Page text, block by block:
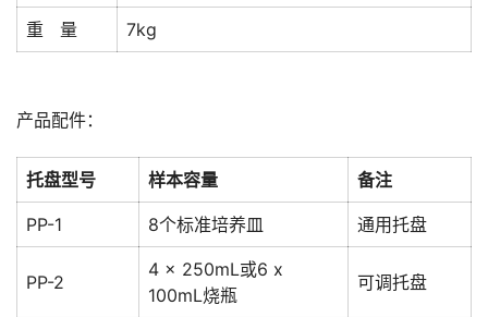
重 量 7kg
产品配件：
托盘型号 样本容量 备注
PP-1 8个标准培养皿 通用托盘
PP-2
4 x 250mL或6 x
100mL烧瓶
可调托盘